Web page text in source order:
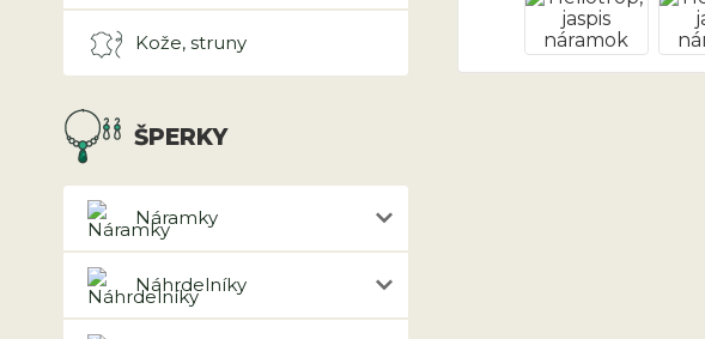
Kože, struny
ŠPERKY
Náramky
Náhrdelníky